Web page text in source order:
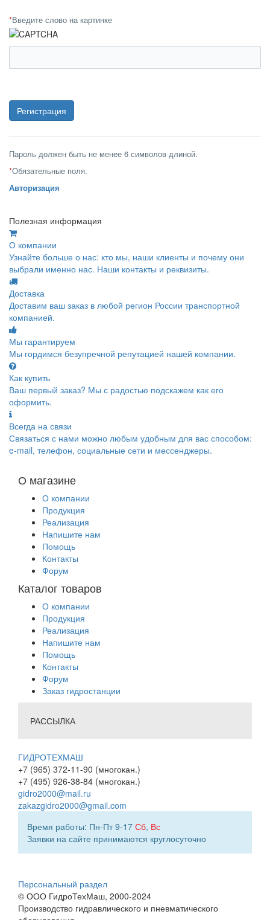
*Введите слово на картинке
Пароль должен быть не менее 6 символов длиной.
*Обязательные поля.
Авторизация
Полезная информация
О компании
Узнайте больше о нас: кто мы, наши клиенты и почему они
выбрали именно нас. Наши контакты и реквизиты.
Доставка
Доставим ваш заказ в любой регион России транспортной
компанией.
Мы гарантируем
Мы гордимся безупречной репутацией нашей компании.
Как купить
Ваш первый заказ? Мы с радостью подскажем как его
оформить.
Всегда на связи
Связаться с нами можно любым удобным для вас способом:
e-mail, телефон, социальные сети и мессенджеры.
О магазине
О компании
Продукция
Реализация
Напишите нам
Помощь
Контакты
Форум
Каталог товаров
О компании
Продукция
Реализация
Напишите нам
Помощь
Контакты
Форум
Заказ гидростанции
РАССЫЛКА
ГИДРОТЕХМАШ
+7 (965) 372-11-90 (многокан.)
+7 (495) 926-38-84 (многокан.)
gidro2000@mail.ru
zakazgidro2000@gmail.com
Время работы: Пн-Пт 9-17 Сб, Вс
Заявки на сайте принимаются круглосуточно
Персональный раздел
© ООО ГидроТехМаш, 2000-2024
Производство гидравлического и пневматического